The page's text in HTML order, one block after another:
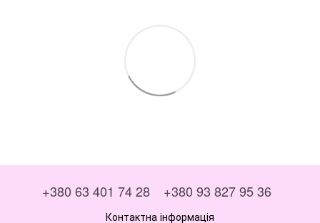
+380 63 401 74 28 +380 93 827 95 36
Контактна інформація